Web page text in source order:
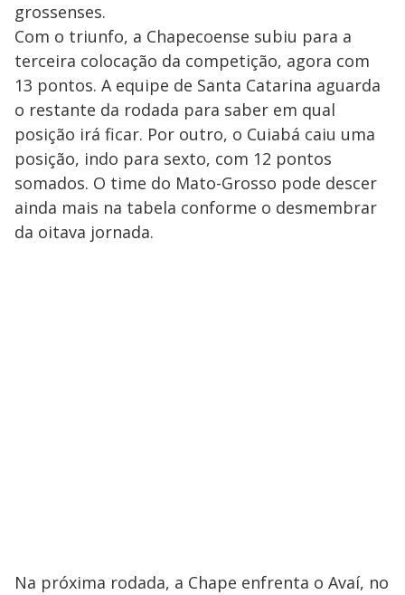
grossenses.
Com o triunfo, a Chapecoense subiu para a
terceira colocação da competição, agora com
13 pontos. A equipe de Santa Catarina aguarda
o restante da rodada para saber em qual
posição irá ficar. Por outro, o Cuiabá caiu uma
posição, indo para sexto, com 12 pontos
somados. O time do Mato-Grosso pode descer
ainda mais na tabela conforme o desmembrar
da oitava jornada.
Na próxima rodada, a Chape enfrenta o Avaí, no